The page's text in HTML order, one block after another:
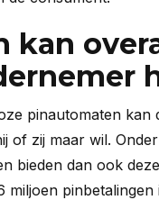
kan
pinautomaten kan
of zij maar wil.
bieden dan ook
miljoen pinbetalingen